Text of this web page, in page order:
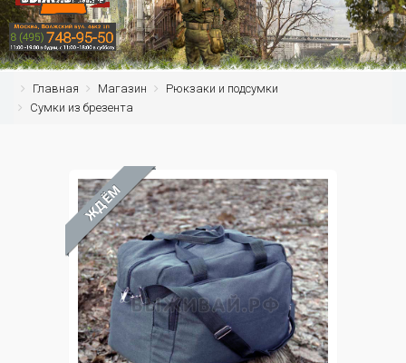
Главная Магазин
Рюкзаки и подсумки
Сумки из брезента
ЖДЁМ